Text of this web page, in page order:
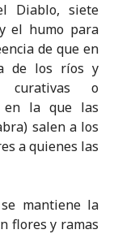
Diablo, siete
el humo para
de que en
de los ríos y
curativas o
en la que las
salen a los
a quienes las
mantiene la
flores y ramas